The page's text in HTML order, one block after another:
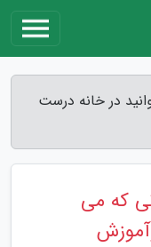
در خانه درست
که می